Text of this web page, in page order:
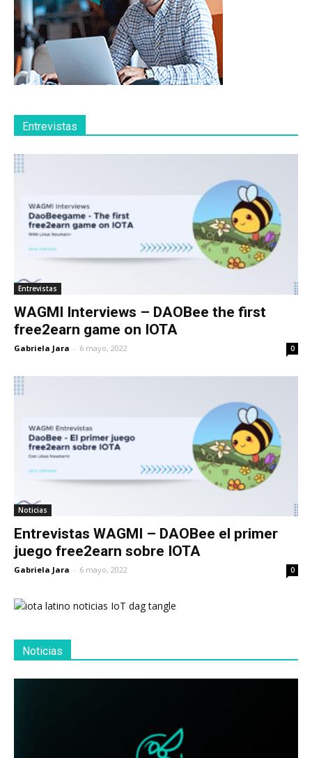
Entrevistas
Entrevistas
WAGMI Interviews – DAOBee the first
free2earn game on IOTA
Gabriela Jara - 6 mayo, 2022 0
Noticias
Entrevistas WAGMI – DAOBee el primer
juego free2earn sobre IOTA
Gabriela Jara - 6 mayo, 2022 0
Noticias